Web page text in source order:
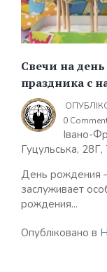
Свечи на
праздника с
0
Івано-
Гуцульська,
День рождения
заслуживает
рождения...
Опубліковано в